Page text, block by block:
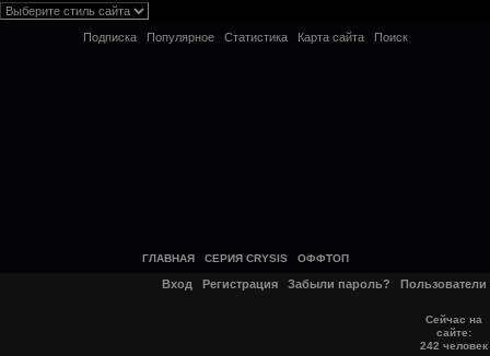
Подписка Популярное Статистика Карта сайта Поиск
ГЛАВНАЯ СЕРИЯ CRYSIS ОФФТОП
Вход Регистрация Забыли пароль? Пользователи
Сейчас на
сайте:
242 человек